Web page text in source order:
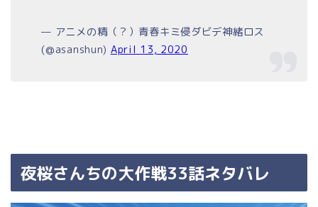
— アニメの精（？）青春キミ侵ダビデ神緒ロス
(@asanshun) April 13, 2020
夜桜さんちの大作戦33話ネタバレ